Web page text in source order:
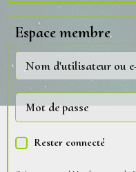
Espace membre
Rester connecté